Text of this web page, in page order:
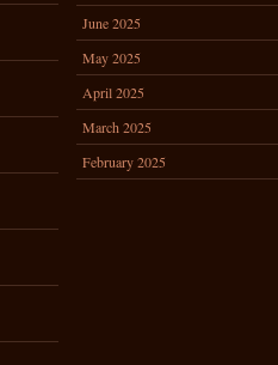
June 2025
May 2025
April 2025
March 2025
February 2025